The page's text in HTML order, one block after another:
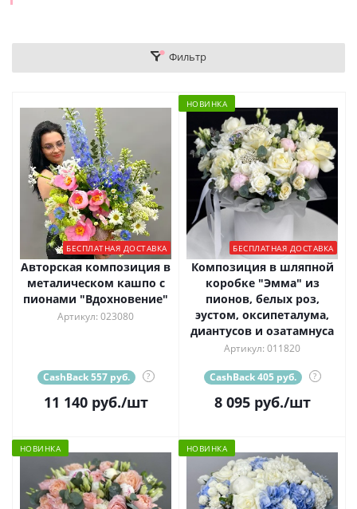
Фильтр
БЕСПЛАТНАЯ ДОСТАВКА
Авторская композиция в
металическом кашпо с
пионами "Вдохновение"
Артикул: 023080
CashBack 557 руб. ?
11 140руб./шт
НОВИНКА
БЕСПЛАТНАЯ ДОСТАВКА
Композиция в шляпной
коробке "Эмма" из
пионов, белых роз,
эустом, оксипеталума,
диантусов и озатамнуса
Артикул: 011820
CashBack 405 руб. ?
8 095руб./шт
НОВИНКА НОВИНКА